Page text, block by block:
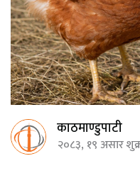
काठमाण्डुपाटी
२०८३, १९ असार